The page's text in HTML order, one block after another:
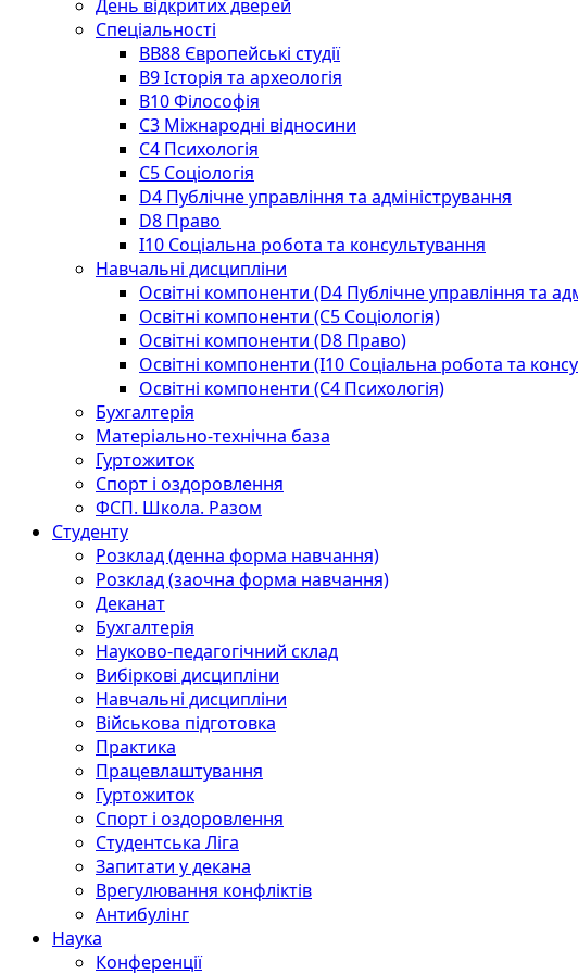
День відкритих дверей
Спеціальності
BВ88 Європейські студії
B9 Історія та археологія
B10 Філософія
C3 Міжнародні відносини
C4 Психологія
С5 Соціологія
D4 Публічне управління та адміністрування
D8 Право
I10 Соціальна робота та консультування
Навчальні дисципліни
Освітні компоненти (D4 Публічне управління та
Освітні компоненти (С5 Соціологія)
Освітні компоненти (D8 Право)
Освітні компоненти (I10 Соціальна робота та
Освітні компоненти (С4 Психологія)
Бухгалтерія
Матеріально-технічна база
Гуртожиток
Спорт і оздоровлення
ФСП. Школа. Разом
Студенту
Розклад (денна форма навчання)
Розклад (заочна форма навчання)
Деканат
Бухгалтерія
Науково-педагогічний склад
Вибіркові дисципліни
Навчальні дисципліни
Військова підготовка
Практика
Працевлаштування
Гуртожиток
Спорт і оздоровлення
Студентська Ліга
Запитати у декана
Врегулювання конфліктів
Антибулінг
Наука
Конференції